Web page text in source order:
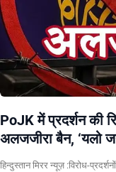
PoJK में प्रदर्शन की
अलजजीरा बैन, ‘यलो
हिन्दुस्तान मिरर न्यूज़ :विरोध-